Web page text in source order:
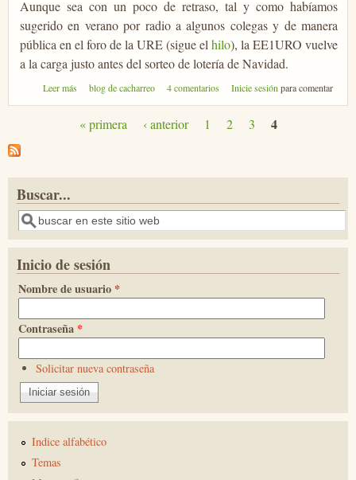
Aunque sea con un poco de retraso, tal y como habíamos
sugerido en verano por radio a algunos colegas y de manera
pública en el foro de la URE (sigue elhilo), la EE1URO vuelve
a la carga justo antes del sorteo de lotería de Navidad.
Leer más sobre Regalito de Navidad - 1296MHz desde IN61
blog de cacharreo 4 comentarios Inicie sesiónpara comentar
Páginas
« primera ‹ anterior 1 2 3 4
Buscar...
Buscar
Inicio de sesión
Nombre de usuario *
Contraseña *
Solicitar nueva contraseña
Indice alfabético
Temas